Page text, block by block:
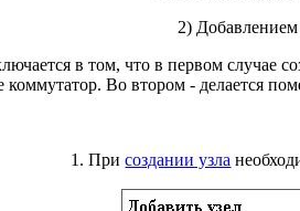
2)
в том, что в первом случае
коммутатор. Во втором - делается
1. Присоздании узла